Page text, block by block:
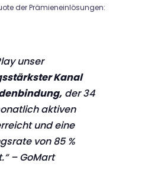
der Prämieneinlösungen:
unser
Kanal
der 34
aktiven
und eine
von 85 %
– GoMart